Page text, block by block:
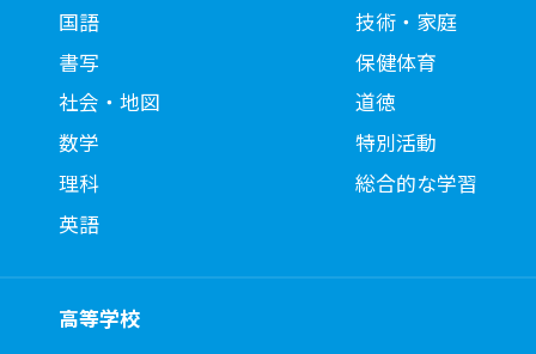
国語
書写
社会・地図
数学
理科
英語
技術・家庭
保健体育
道徳
特別活動
総合的な学習
高等学校